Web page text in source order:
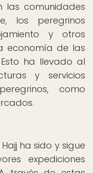
las comunidades
los peregrinos
y otros
economía de las
ha llevado al
y servicios
como
ha sido y sigue
expediciones